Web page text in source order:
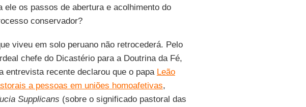
ele os passos de abertura e acolhimento do
conservador?
viveu em solo peruano não retrocederá. Pelo
chefe do Dicastério para a Doutrina da Fé,
entrevista recente declarou que o papa Leão
a pessoas em uniões homoafetivas,
Supplicans (sobre o significado pastoral das